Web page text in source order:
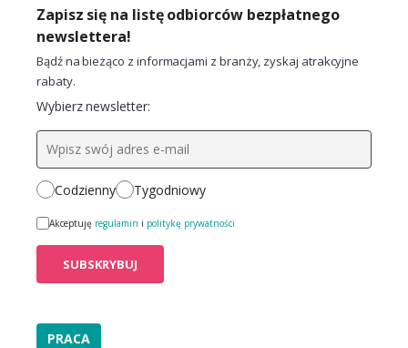
Zapisz się na listę odbiorców bezpłatnego
newslettera!
Bądź na bieżąco z informacjami z branży, zyskaj atrakcyjne
rabaty.
Wybierz newsletter:
Codzienny Tygodniowy
Akceptuję regulamin i politykę prywatności
PRACA